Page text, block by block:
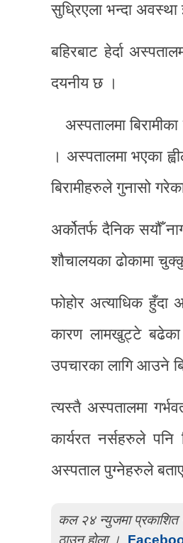
सुध्रिएला भन्दा
बहिरबाट हेर्दा
दयनीय छ ।
अस्पतालमा
। अस्पतालमा भएका
बिरामीहरुले गुनासो
अर्कोतर्फ दैनिक सयौँ
शौचालयका ढोकामा
फोहोर अत्याधिक हुँदा
कारण लामखुट्टे
उपचारका लागि आउने
त्यस्तै अस्पतालमा
कार्यरत नर्सहरुले पनि
अस्पताल पुग्नेहरुले
कल २४ न्युजमा प्रकाशित